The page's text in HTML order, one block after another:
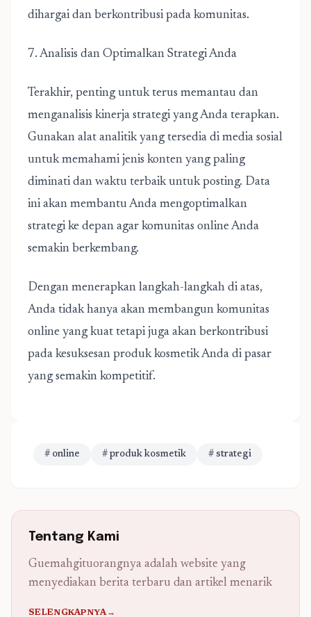
dihargai dan berkontribusi pada komunitas.
7. Analisis dan Optimalkan Strategi Anda
Terakhir, penting untuk terus memantau dan
menganalisis kinerja strategi yang Anda terapkan.
Gunakan alat analitik yang tersedia di media sosial
untuk memahami jenis konten yang paling
diminati dan waktu terbaik untuk posting. Data
ini akan membantu Anda mengoptimalkan
strategi ke depan agar komunitas online Anda
semakin berkembang.
Dengan menerapkan langkah-langkah di atas,
Anda tidak hanya akan membangun komunitas
online yang kuat tetapi juga akan berkontribusi
pada kesuksesan produk kosmetik Anda di pasar
yang semakin kompetitif.
# online # produk kosmetik # strategi
Tentang Kami
Guemahgituorangnya adalah website yang
menyediakan berita terbaru dan artikel menarik
SELENGKAPNYA→